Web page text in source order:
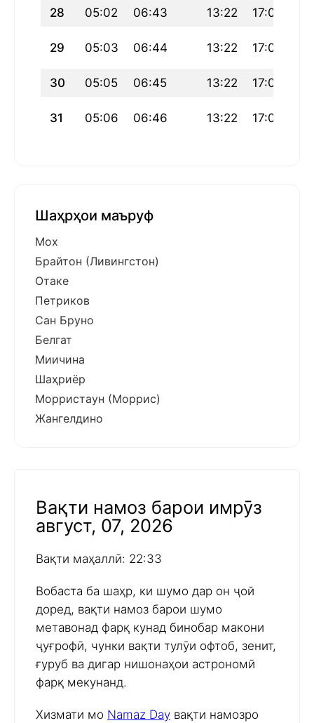
28 05:02 06:43 13:22 17:06
29 05:03 06:44 13:22 17:05
30 05:05 06:45 13:22 17:04
31 05:06 06:46 13:22 17:03
Шаҳрҳои маъруф
Мох
Брайтон (Ливингстон)
Отаке
Петриков
Сан Бруно
Белгат
Миичина
Шаҳриёр
Морристаун (Моррис)
Жангелдино
Вақти намоз барои имрӯз
август, 07, 2026
Вақти маҳаллӣ: 22:33
Вобаста ба шаҳр, ки шумо дар он ҷой
доред, вақти намоз барои шумо
метавонад фарқ кунад бинобар макони
ҷуғрофӣ, чунки вақти тулӯи офтоб, зенит,
ғуруб ва дигар нишонаҳои астрономӣ
фарқ мекунанд.
Хизмати мо Namaz Day вақти намозро